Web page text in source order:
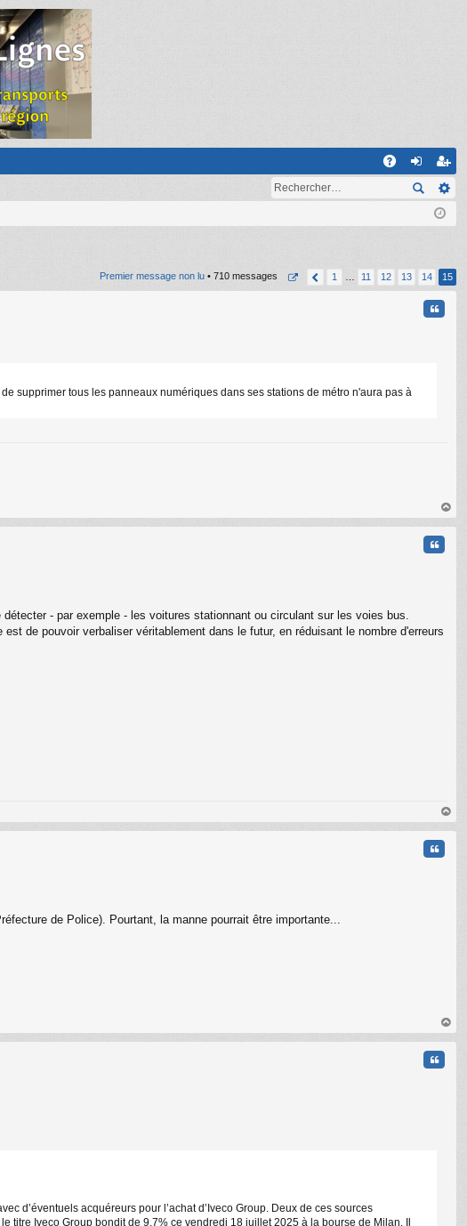
on
on
ns
cri
on
Premier message non lu • 710 messages 1 11 12 13 14 15
supprimer tous les panneaux numériques dans ses stations de métro n'aura pas à
au
- par exemple - les voitures stationnant ou circulant sur les voies bus.
de pouvoir verbaliser véritablement dans le futur, en réduisant le nombre d'erreurs
au
de Police). Pourtant, la manne pourrait être importante...
au
d’éventuels acquéreurs pour l’achat d’Iveco Group. Deux de ces sources
Iveco Group bondit de 9.7% ce vendredi 18 juillet 2025 à la bourse de Milan. Il